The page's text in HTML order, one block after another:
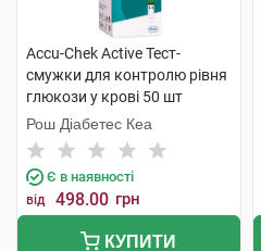
Accu-Chek Active Тест-
смужки для контролю рівня
глюкози у крові 50 шт
Рош Діабетес Кеа
Є в наявності
від 498.00 грн
КУПИТИ